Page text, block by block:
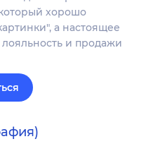
хорошо
а настоящее
и продажи